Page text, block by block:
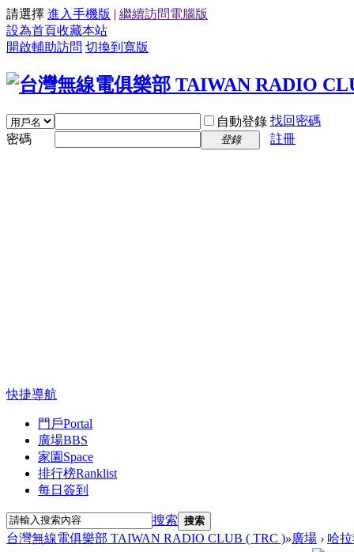
請選擇 進入手機版 | 繼續訪問電腦版
設為首頁收藏本站
開啟輔助訪問 切換到寬版
自動登錄 找回密碼
密碼
登錄 註冊
快捷導航
門戶Portal
廣場BBS
家園 Space
排行榜Ranklist
每日簽到
搜索 搜索
台灣無線電俱樂部 TAIWAN RADIO CLUB ( TRC )»廣場 › 哈